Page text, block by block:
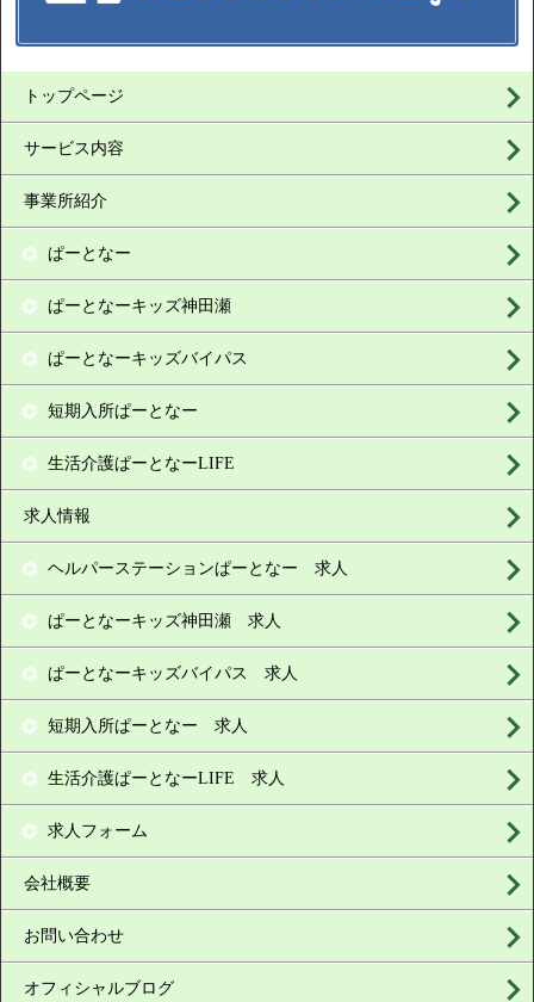
トップページ
サービス内容
事業所紹介
ぱーとなー
ぱーとなーキッズ神田瀬
ぱーとなーキッズバイパス
短期入所ぱーとなー
生活介護ぱーとなーLIFE
求人情報
ヘルパーステーションぱーとなー 求人
ぱーとなーキッズ神田瀬 求人
ぱーとなーキッズバイパス 求人
短期入所ぱーとなー 求人
生活介護ぱーとなーLIFE 求人
求人フォーム
会社概要
お問い合わせ
オフィシャルブログ